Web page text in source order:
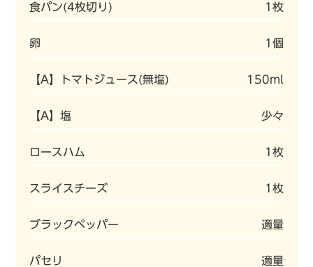
食パン(4枚切り) 1枚
卵 1個
【A】トマトジュース(無塩) 150ml
【A】塩 少々
ロースハム 1枚
スライスチーズ 1枚
ブラックペッパー 適量
パセリ 適量